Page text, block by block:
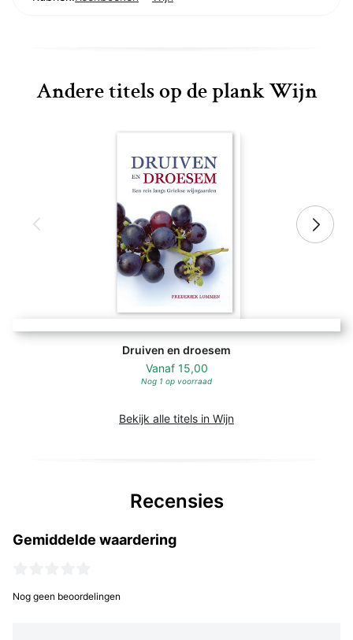
Andere titels op de plank Wijn
Druiven en droesem
Vanaf 15,00
Nog 1 op voorraad
Bekijk alle titels in Wijn
Recensies
Gemiddelde waardering
Nog geen beoordelingen